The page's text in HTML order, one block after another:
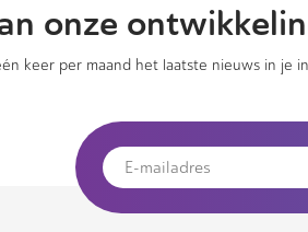
onze
keer per maand het laatste nieuws in je